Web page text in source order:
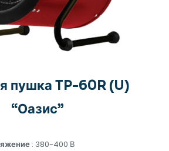
пушка TP-60R (U)
“Оазис”
: 380-400 В